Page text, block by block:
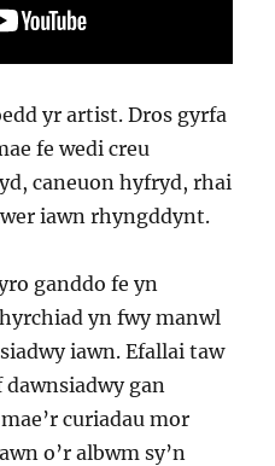
yr artist. Dros gyrfa
fe wedi creu
caneuon hyfryd, rhai
iawn rhyngddynt.
ganddo fe yn
yn fwy manwl
iawn. Efallai taw
gan
curiadau mor
o’r albwm sy’n